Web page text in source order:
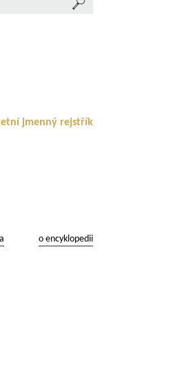
jmenný rejstřík
o encyklopedii